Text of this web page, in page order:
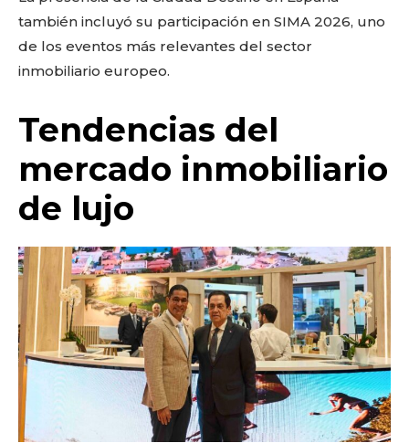
también incluyó su participación en SIMA 2026, uno
de los eventos más relevantes del sector
inmobiliario europeo.
Tendencias del
mercado inmobiliario
de lujo